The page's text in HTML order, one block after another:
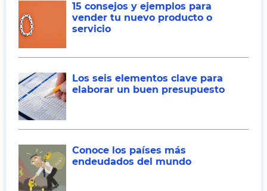
15 consejos y ejemplos para
vender tu nuevo producto o
servicio
Los seis elementos clave para
elaborar un buen presupuesto
Conoce los países más
endeudados del mundo